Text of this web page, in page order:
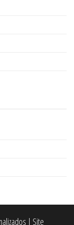
| Site